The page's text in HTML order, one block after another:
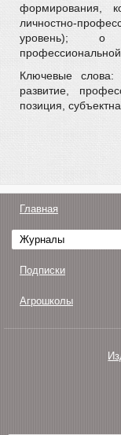
формирования,
личностно-
уровень); о
профессиональной
Ключевые слова:
развитие,
позиция,
Главная
Журналы
Подписки
Агрошколы